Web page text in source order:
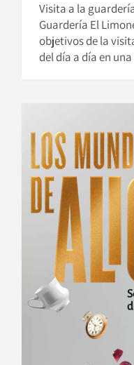
Visita a la
Guardería El
objetivos de la
del día a día en